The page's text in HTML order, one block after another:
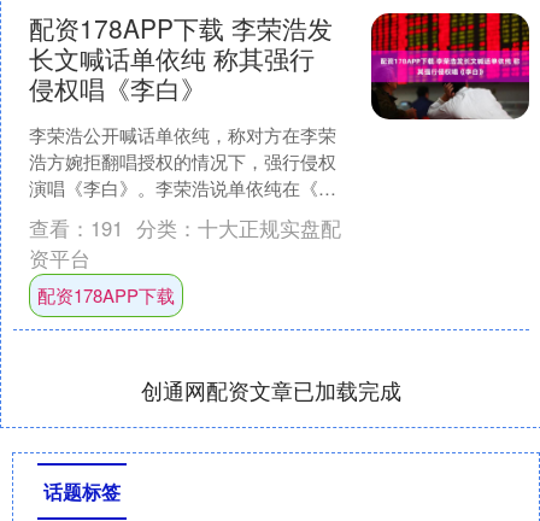
配资178APP下载 李荣浩发
长文喊话单依纯 称其强行
侵权唱《李白》
李荣浩公开喊话单依纯，称对方在李荣
浩方婉拒翻唱授权的情况下，强行侵权
演唱《李白》。李荣浩说单依纯在《歌
手》中的翻唱导致他被调侃：“你是来报
仇的？仇恨是什么呢？要....
查看： 191 分类： 十大正规实盘配
资平台
配资178APP下载
创通网配资文章已加载完成
话题标签